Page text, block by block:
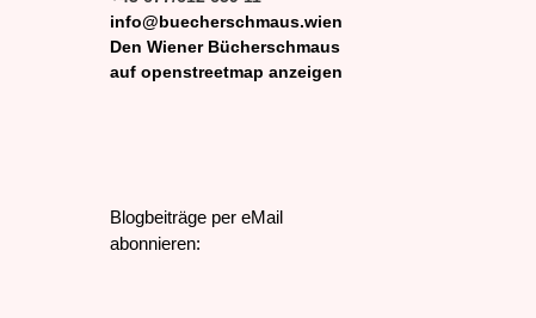
info@buecherschmaus.wien
Den Wiener Bücherschmaus
auf openstreetmap anzeigen
Blogbeiträge per eMail
abonnieren: